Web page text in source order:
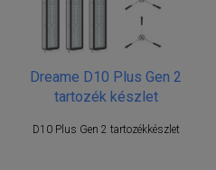
Dreame D10 Plus Gen 2
tartozék készlet
D10 Plus Gen 2 tartozékkészlet